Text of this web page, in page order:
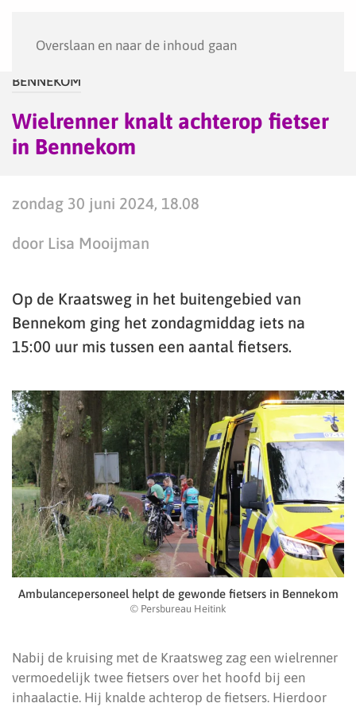
Overslaan en naar de inhoud gaan
BENNEKOM
Wielrenner knalt achterop fietser
in Bennekom
zondag 30 juni 2024, 18.08
door Lisa Mooijman
Op de Kraatsweg in het buitengebied van
Bennekom ging het zondagmiddag iets na
15:00 uur mis tussen een aantal fietsers.
Ambulancepersoneel helpt de gewonde fietsers in Bennekom
© Persbureau Heitink
Nabij de kruising met de Kraatsweg zag een wielrenner
vermoedelijk twee fietsers over het hoofd bij een
inhaalactie. Hij knalde achterop de fietsers. Hierdoor